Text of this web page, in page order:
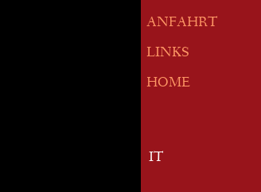
ANFAHRT
LINKS
HOME
IT